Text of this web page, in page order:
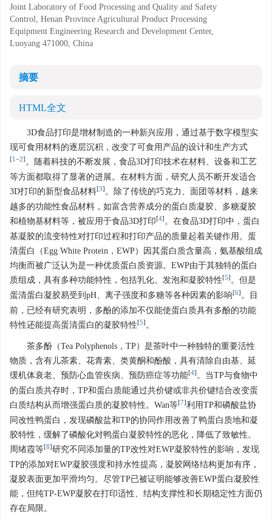
Joint Laboratory of Food Processing and Quality and Safety
Control, Henan Province Agricultural Product Processing
Equipment Engineering Research and Development Center,
Luoyang 471000, China
摘要
HTML全文
3D食品打印是增材制造的一种新兴应用，通过基于数字模型实
现可食用材料的逐层沉积，改变了可食用产品的设计和生产方式
[1 −2] 。随着科技的不断发展，食品3D打印技术在材料、设备和工艺
等方面都取得了显著的进展。在材料方面，研究人员不断开发适合
3D打印的新型食品材料[3] 。除了传统的巧克力、面团等材料，越来
越多的功能性食品材料，如富含营养成分的蛋白质凝胶、多糖凝胶
和植物基材料等，被应用于食品3D打印[4] 。在食品3D打印中，蛋白
基凝胶的流变特性对打印过程和打印产品的质量起着关键作用。蛋
清蛋白（Egg White Protein，EWP）因其蛋白质含量高，氨基酸组成
均衡而被广泛认为是一种优质蛋白质资源。EWP由于其独特的蛋白
质组成，具有多种功能特性，包括乳化、发泡和凝胶特性[5] 。但是
蛋清蛋白凝胶易受到pH、离子强度和多糖等各种因素的影响[6] 。目
前，已经有研究表明，多酚的添加不仅能使蛋白质具有多酚的功能
特性还能提高蛋清蛋白的凝胶特性[5] 。
茶多酚（Tea Polyphenols，TP）是茶叶中一种独特的重要活性
物质，含有儿茶素、花青素、类黄酮和酚酸，具有清除自由基、延
缓机体衰老、预防心血管疾病、预防癌症等功能[4] 。当TP与食物中
的蛋白质共存时，TP和蛋白质能通过共价键或非共价键结合改变蛋
白质结构从而增强蛋白质的凝胶特性。Wan等[7]利用TP和磷酸盐协
同改性鸭蛋白，发现磷酸盐和TP的协同作用改善了鸭蛋白质地和凝
胶特性，缓解了磷酸化对鸭蛋白凝胶特性的恶化，降低了致敏性。
周绪霞等[8]研究不同添加量的TP改性对EWP凝胶特性的影响，发现
TP的添加对EWP凝胶强度和持水性提高，凝胶网络结构更加有序，
凝胶表面更加平滑均匀。尽管TP已被证明能够改善EWP蛋白凝胶性
能，但纯TP-EWP凝胶在打印适性、结构支撑性和长期稳定性方面仍
存在局限。